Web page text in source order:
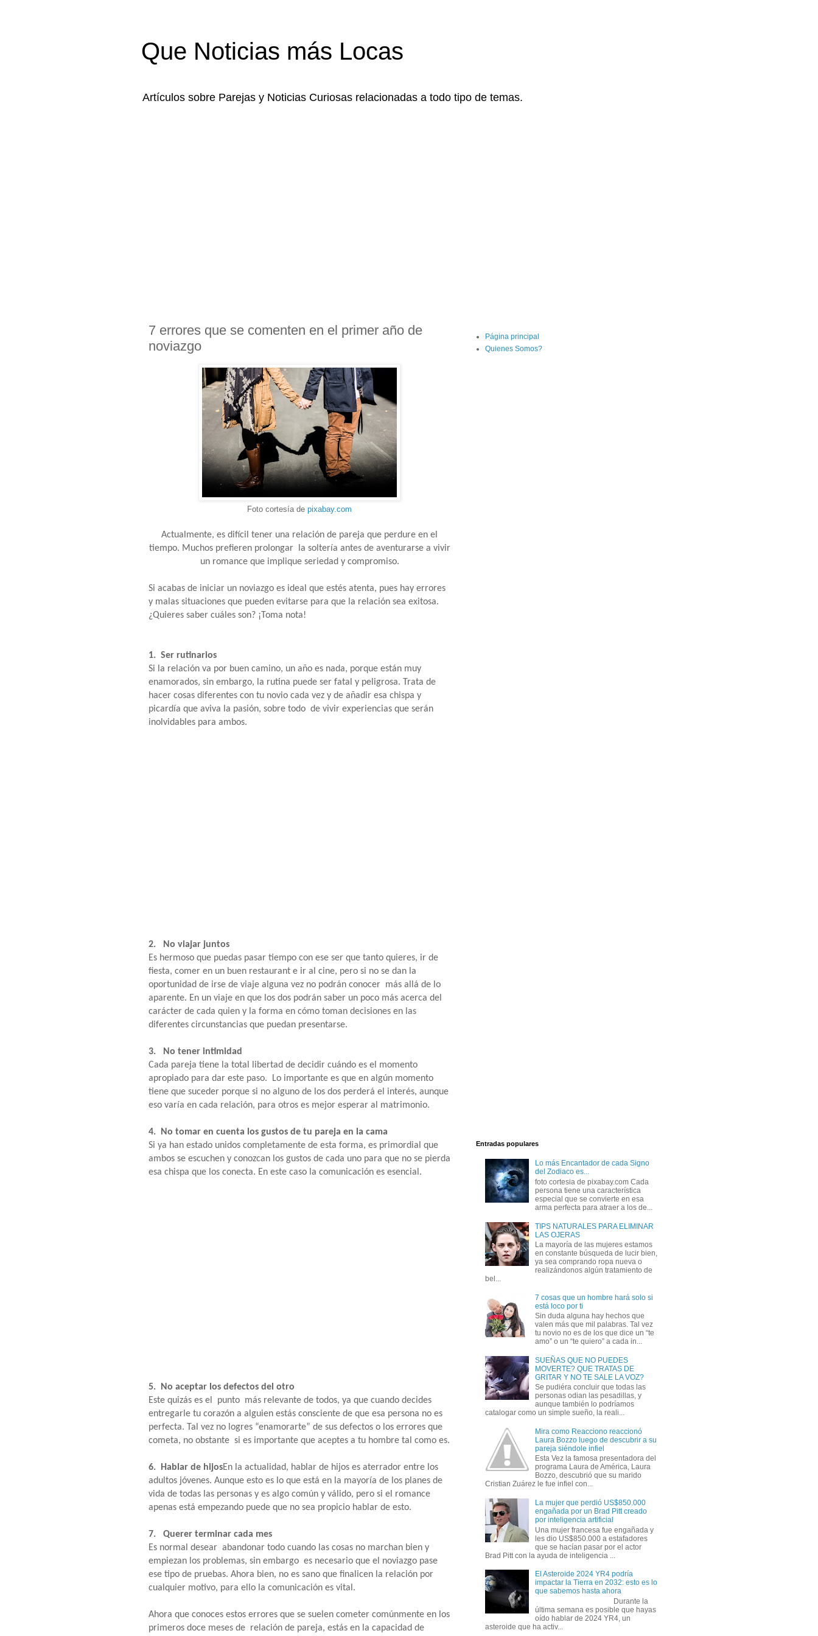
Que Noticias más Locas
Artículos sobre Parejas y Noticias Curiosas relacionadas a todo tipo de temas.
7 errores que se comenten en el primer año de
noviazgo
Foto cortesía de pixabay.com
Actualmente, es difícil tener una relación de pareja que perdure en el
tiempo. Muchos prefieren prolongar la soltería antes de aventurarse a vivir
un romance que implique seriedad y compromiso.
Si acabas de iniciar un noviazgo es ideal que estés atenta, pues hay errores
y malas situaciones que pueden evitarse para que la relación sea exitosa.
¿Quieres saber cuáles son? ¡Toma nota!
1. Ser rutinarios
Si la relación va por buen camino, un año es nada, porque están muy
enamorados, sin embargo, la rutina puede ser fatal y peligrosa. Trata de
hacer cosas diferentes con tu novio cada vez y de añadir esa chispa y
picardía que aviva la pasión, sobre todo de vivir experiencias que serán
inolvidables para ambos.
2. No viajar juntos
Es hermoso que puedas pasar tiempo con ese ser que tanto quieres, ir de
fiesta, comer en un buen restaurant e ir al cine, pero si no se dan la
oportunidad de irse de viaje alguna vez no podrán conocer más allá de lo
aparente. En un viaje en que los dos podrán saber un poco más acerca del
carácter de cada quien y la forma en cómo toman decisiones en las
diferentes circunstancias que puedan presentarse.
3. No tener intimidad
Cada pareja tiene la total libertad de decidir cuándo es el momento
apropiado para dar este paso. Lo importante es que en algún momento
tiene que suceder porque si no alguno de los dos perderá el interés, aunque
eso varía en cada relación, para otros es mejor esperar al matrimonio.
4. No tomar en cuenta los gustos de tu pareja en la cama
Si ya han estado unidos completamente de esta forma, es primordial que
ambos se escuchen y conozcan los gustos de cada uno para que no se pierda
esa chispa que los conecta. En este caso la comunicación es esencial.
5. No aceptar los defectos del otro
Este quizás es el punto más relevante de todos, ya que cuando decides
entregarle tu corazón a alguien estás consciente de que esa persona no es
perfecta. Tal vez no logres “enamorarte” de sus defectos o los errores que
cometa, no obstante si es importante que aceptes a tu hombre tal como es.
6. Hablar de hijosEn la actualidad, hablar de hijos es aterrador entre los
adultos jóvenes. Aunque esto es lo que está en la mayoría de los planes de
vida de todas las personas y es algo común y válido, pero si el romance
apenas está empezando puede que no sea propicio hablar de esto.
7. Querer terminar cada mes
Es normal desear abandonar todo cuando las cosas no marchan bien y
empiezan los problemas, sin embargo es necesario que el noviazgo pase
ese tipo de pruebas. Ahora bien, no es sano que finalicen la relación por
cualquier motivo, para ello la comunicación es vital.
Ahora que conoces estos errores que se suelen cometer comúnmente en los
primeros doce meses de relación de pareja, estás en la capacidad de
Página principal
Quienes Somos?
Entradas populares
Lo más Encantador de cada Signo
del Zodiaco es...
foto cortesia de pixabay.com Cada
persona tiene una característica
especial que se convierte en esa
arma perfecta para atraer a los de...
TIPS NATURALES PARA ELIMINAR
LAS OJERAS
La mayoría de las mujeres estamos
en constante búsqueda de lucir bien,
ya sea comprando ropa nueva o
realizándonos algún tratamiento de
bel...
7 cosas que un hombre hará solo si
está loco por ti
Sin duda alguna hay hechos que
valen más que mil palabras. Tal vez
tu novio no es de los que dice un “te
amo” o un “te quiero” a cada in...
SUEÑAS QUE NO PUEDES
MOVERTE? QUE TRATAS DE
GRITAR Y NO TE SALE LA VOZ?
Se pudiéra concluir que todas las
personas odian las pesadillas, y
aunque también lo podríamos
catalogar como un simple sueño, la reali...
Mira como Reacciono reaccionó
Laura Bozzo luego de descubrir a su
pareja siéndole infiel
Esta Vez la famosa presentadora del
programa Laura de América, Laura
Bozzo, descubrió que su marido
Cristian Zuárez le fue infiel con...
La mujer que perdió US$850.000
engañada por un Brad Pitt creado
por inteligencia artificial
Una mujer francesa fue engañada y
les dio US$850.000 a estafadores
que se hacían pasar por el actor
Brad Pitt con la ayuda de inteligencia ...
El Asteroide 2024 YR4 podría
impactar la Tierra en 2032: esto es lo
que sabemos hasta ahora
Durante la
última semana es posible que hayas
oído hablar de 2024 YR4, un
asteroide que ha activ...